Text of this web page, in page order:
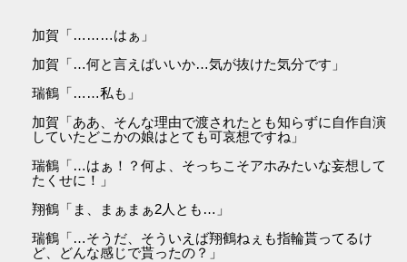
加賀「………はぁ」
加賀「…何と言えばいいか…気が抜けた気分です」
瑞鶴「……私も」
加賀「ああ、そんな理由で渡されたとも知らずに自作自演
していたどこかの娘はとても可哀想ですね」
瑞鶴「…はぁ！？何よ、そっちこそアホみたいな妄想して
たくせに！」
翔鶴「ま、まぁまぁ2人とも…」
瑞鶴「…そうだ、そういえば翔鶴ねぇも指輪貰ってるけ
ど、どんな感じで貰ったの？」